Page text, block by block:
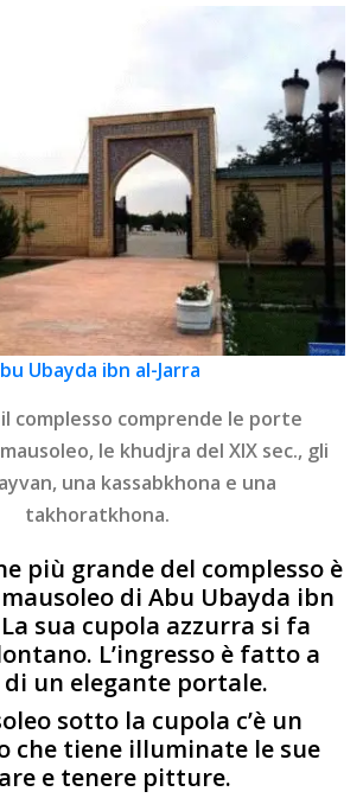
Ubayda ibn al-Jarra
complesso comprende le porte
le khudjra del XIX sec., gli
una kassabkhona e una
takhoratkhona.
più grande del complesso è
di Abu Ubayda ibn
sua cupola azzurra si fa
L’ingresso è fatto a
un elegante portale.
sotto la cupola c’è un
che tiene illuminate le sue
e tenere pitture.